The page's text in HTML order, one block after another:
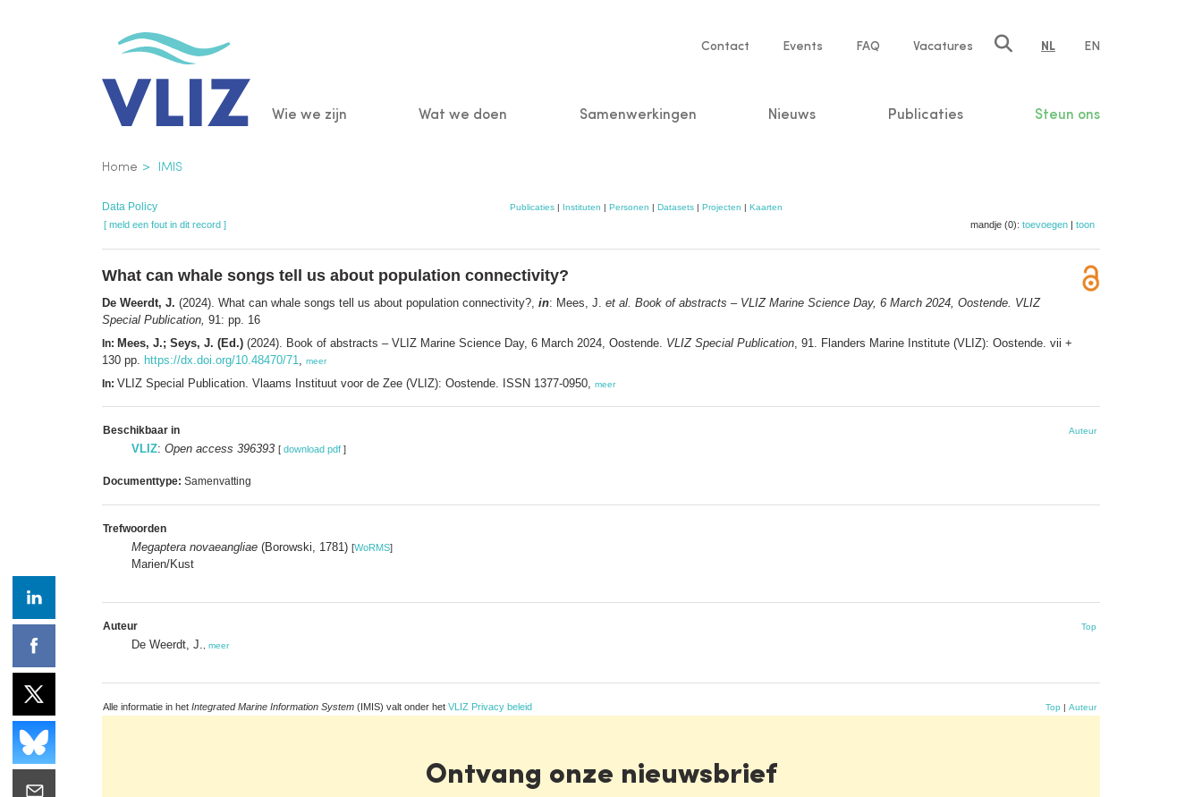
Service
Contact Events FAQ Vacatures NL EN
Main
Wie we zijn Wat we doen Samenwerkingen Nieuws Publicaties Steun ons
Kruimelpad
Home IMIS
Data Policy Publicaties| Instituten | Personen | Datasets| Projecten | Kaarten
[ meld een fout in dit record ] mandje (0): toevoegen | toon
What can whale songs tell us about population connectivity?
De Weerdt, J. (2024). What can whale songs tell us about population connectivity?, in: Mees, J. et al. Book of abstracts – VLIZ Marine Science Day, 6 March 2024, Oostende. VLIZ
Special Publication, 91: pp. 16
In: Mees, J.; Seys, J. (Ed.) (2024). Book of abstracts – VLIZ Marine Science Day, 6 March 2024, Oostende. VLIZ Special Publication , 91. Flanders Marine Institute (VLIZ): Oostende. vii +
130 pp.
https://dx.doi.org/10.48470/71 meer
In: VLIZ Special Publication. Vlaams Instituut voor de Zee (VLIZ): Oostende. ISSN 1377-0950, meer
Beschikbaar in Auteur
VLIZ: Open access 396393 [ download pdf ]
Documenttype: Samenvatting
Trefwoorden
Megaptera novaeangliae (Borowski, 1781) [WoRMS]
Marien/Kust
Auteur Top
De Weerdt, J. meer
Alle informatie in het Integrated Marine Information System (IMIS) valt onder het VLIZ Privacy beleid Top | Auteur
Ontvang onze nieuwsbrief